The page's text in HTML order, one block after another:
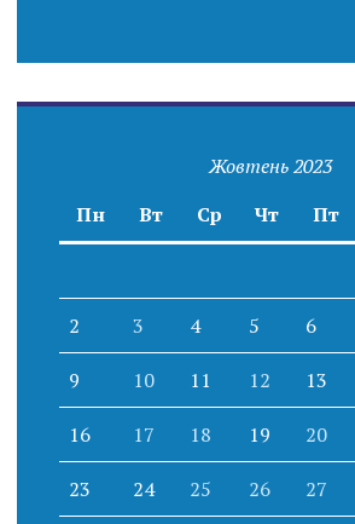
Жовтень 2023
Пн
Вт Ср Чт Пт
2 3 4 5 6
9 10 11 12 13
16 17 18 19 20
23 24 25 26 27